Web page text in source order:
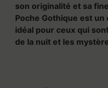
son originalité et sa
Poche Gothique est
idéal pour ceux qui
de la nuit et les